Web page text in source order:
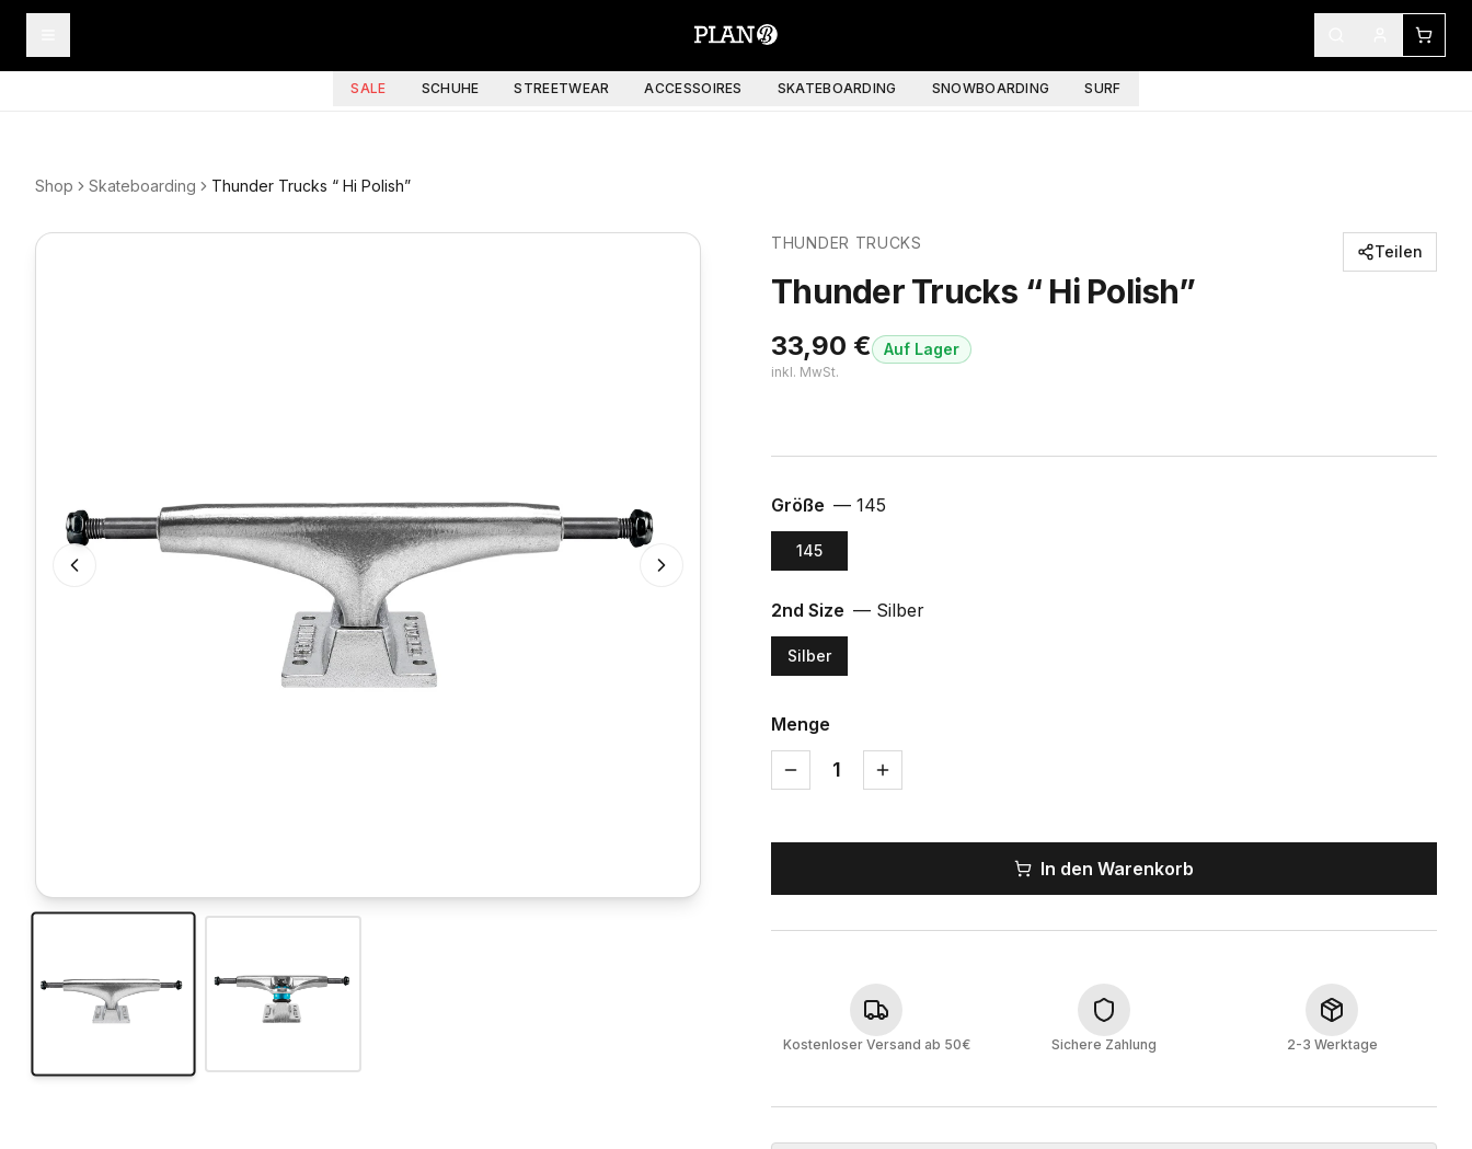
SALE SCHUHE STREETWEAR ACCESSOIRES SKATEBOARDING SNOWBOARDING SURF
Shop Skateboarding Thunder Trucks “ Hi Polish”
THUNDER TRUCKS
Thunder Trucks “ Hi Polish”
33,90 €
inkl. MwSt.
Auf Lager
Teilen
Größe — 145
145
2nd Size — Silber
Silber
Menge
1
In den Warenkorb
Kostenloser Versand ab 50€ Sichere Zahlung 2-3 Werktage